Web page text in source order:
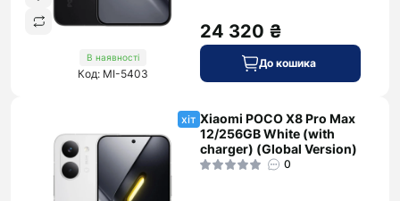
В наявності
Код: MI-5403
24 320 ₴
До кошика
хіт Xiaomi POCO X8 Pro Max
12/256GB White (with
charger) (Global Version)
0